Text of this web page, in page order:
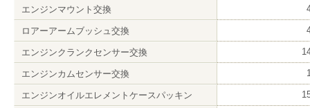
エンジンマウント交換
ロアーアームブッシュ交換
エンジンクランクセンサー交換
エンジンカムセンサー交換
エンジンオイルエレメントケースパッキン